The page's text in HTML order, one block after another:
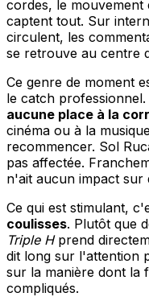
cordes, le mouvement
captent tout. Sur
circulent, les
se retrouve au centre
Ce genre de moment
le catch professionnel.
aucune place à la
cinéma ou à la
recommencer. Sol
pas affectée.
n'ait aucun impact sur
Ce qui est stimulant,
coulisses. Plutôt que
Triple Hprend
dit long sur l'attention
sur la manière dont la
compliqués.